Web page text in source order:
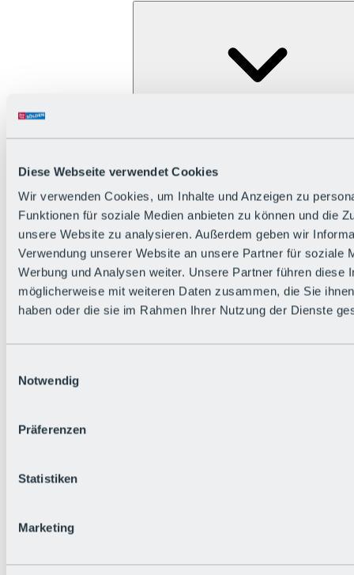
Diese Webseite verwendet Cookies
Wir verwenden Cookies, um Inhalte und Anzeigen zu
Funktionen für soziale Medien anbieten zu können und die
unsere Website zu analysieren. Außerdem geben wir
Verwendung unserer Website an unsere Partner für soziale
Werbung und Analysen weiter. Unsere Partner führen diese
möglicherweise mit weiteren Daten zusammen, die Sie
haben oder die sie im Rahmen Ihrer Nutzung der Dienste
Notwendig
Präferenzen
Statistiken
Marketing
Bürger:in werden
Bikepark-Rules
Bikepark-Partnerschaften
Nachhaltigkeit in der BRS
Bikepark & Tickets